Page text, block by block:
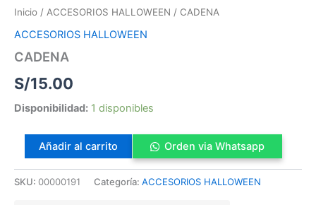
Inicio / ACCESORIOS HALLOWEEN / CADENA
ACCESORIOS HALLOWEEN
CADENA
S/15.00
Disponibilidad: 1 disponibles
Añadir al carrito Orden via Whatsapp
SKU: 00000191 Categoría: ACCESORIOS HALLOWEEN